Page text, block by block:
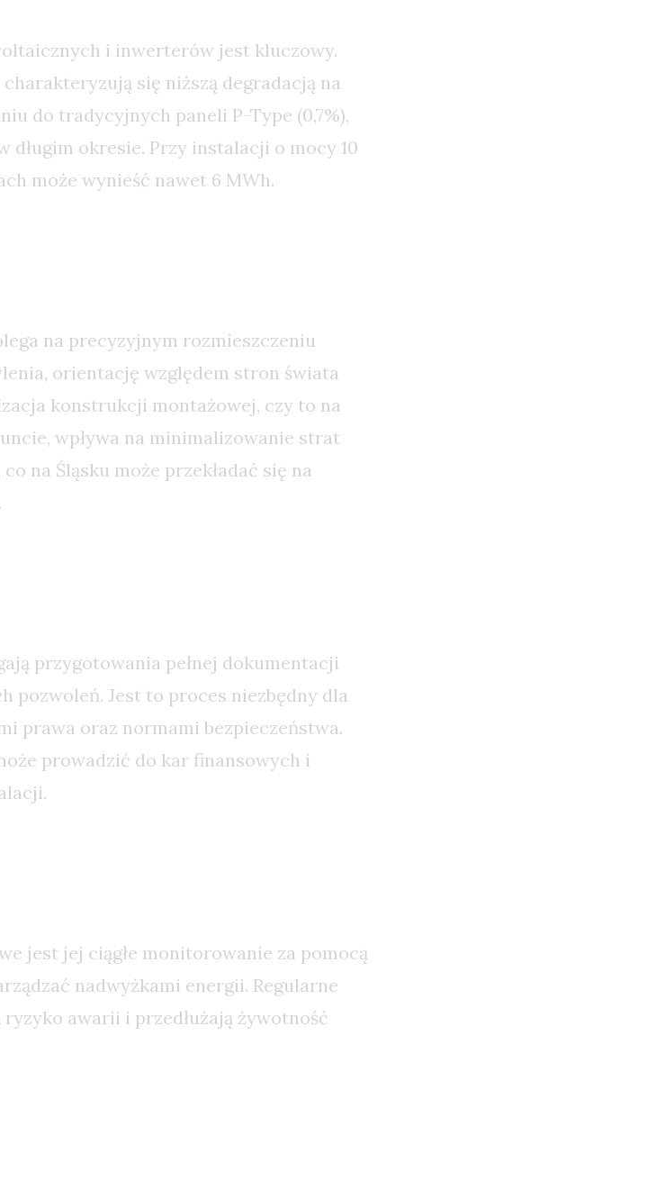
i inwerterów jest kluczowy.
się niższą degradacją na
do tradycyjnych paneli P-Type (0,7%),
długim okresie. Przy instalacji o mocy 10
może wynieść nawet 6 MWh.
na precyzyjnym rozmieszczeniu
orientację względem stron świata
konstrukcji montażowej, czy to na
wpływa na minimalizowanie strat
na Śląsku może przekładać się na
przygotowania pełnej dokumentacji
pozwoleń. Jest to proces niezbędny dla
prawa oraz normami bezpieczeństwa.
prowadzić do kar finansowych i
jest jej ciągłe monitorowanie za pomocą
nadwyżkami energii. Regularne
awarii i przedłużają żywotność